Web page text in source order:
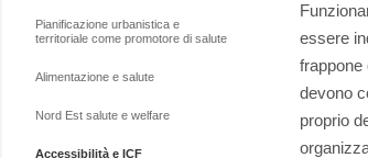
Pianificazione urbanistica e
territoriale come promotore di salute
Alimentazione e salute
Nord Est salute e welfare
Accessibilità e ICF
essere
frappone
devono
proprio